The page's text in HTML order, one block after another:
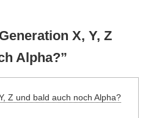
Generation X, Y, Z
Alpha?”
Z und bald auch noch Alpha?